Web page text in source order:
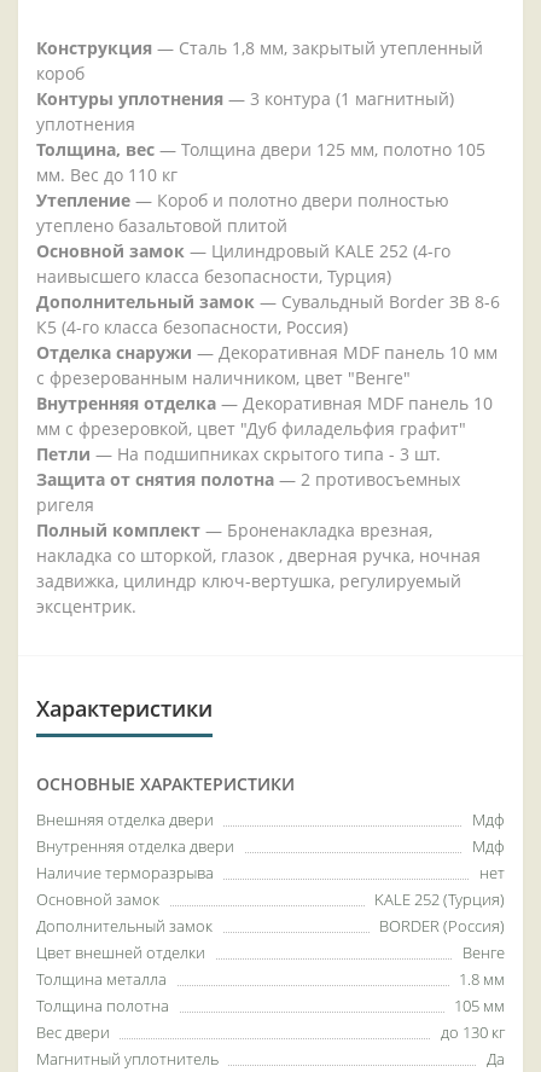
Конструкция — Сталь 1,8 мм, закрытый утепленный
короб
Контуры уплотнения — 3 контура (1 магнитный)
уплотнения
Толщина, вес — Толщина двери 125 мм, полотно 105
мм. Вес до 110 кг
Утепление — Короб и полотно двери полностью
утеплено базальтовой плитой
Основной замок — Цилиндровый KALE 252 (4-го
наивысшего класса безопасности, Турция)
Дополнительный замок — Сувальдный Border ЗВ 8-6
К5 (4-го класса безопасности, Россия)
Отделка снаружи — Декоративная MDF панель 10 мм
с фрезерованным наличником, цвет "Венге"
Внутренняя отделка — Декоративная MDF панель 10
мм с фрезеровкой, цвет "Дуб филадельфия графит"
Петли — На подшипниках скрытого типа - 3 шт.
Защита от снятия полотна — 2 противосъемных
ригеля
Полный комплект — Броненакладка врезная,
накладка со шторкой, глазок , дверная ручка, ночная
задвижка, цилиндр ключ-вертушка, регулируемый
эксцентрик.
Характеристики
ОСНОВНЫЕ ХАРАКТЕРИСТИКИ
Внешняя отделка двери
Мдф
Внутренняя отделка двери
Мдф
Наличие терморазрыва
нет
Основной замок
KALE 252 (Турция)
Дополнительный замок
BORDER (Россия)
Цвет внешней отделки
Венге
Толщина металла
1.8 мм
Толщина полотна
105 мм
Вес двери
до 130 кг
Магнитный уплотнитель
Да